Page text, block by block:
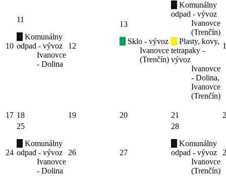
10
11
Komunálny
odpad - vývoz
Ivanovce
- Dolina
12
13
Sklo - vývoz
Ivanovce
(Trenčín)
Komunálny
odpad - vývoz
Ivanovce
(Trenčín)
Plasty, kovy,
tetrapaky -
vývoz
Ivanovce
- Dolina,
Ivanovce
(Trenčín)
17 18 19 20 21
24
25
Komunálny
odpad - vývoz
Ivanovce
- Dolina
26 27
28
Komunálny
odpad - vývoz
Ivanovce
(Trenčín)